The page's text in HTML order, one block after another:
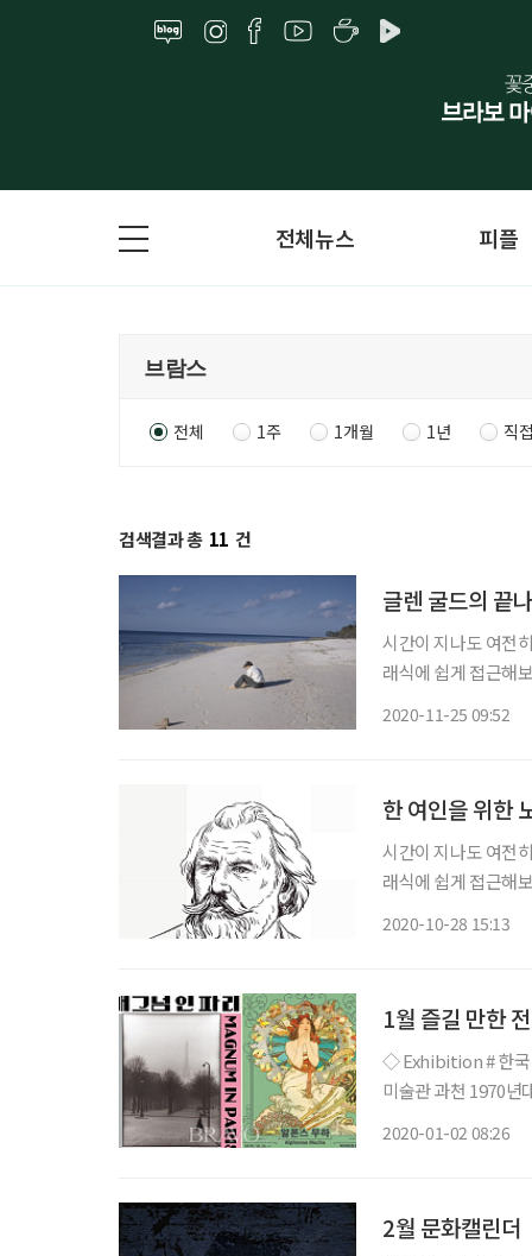
전체뉴스 피플
전체 1주 1개월 1년 직
검색결과 총 11 건
글렌 굴드의 끝
시간이 지나도 여전
래식에 쉽게 접근해보자. 아래
2020-11-25 09:52
한 여인을 위한
시간이 지나도 여전
래식에 쉽게 접근해보자. 아래
2020-10-28 15:13
1월 즐길 만한
◇ Exhibition # 한국 비디오 아트 7090: 시간 이미지 장치 일정 5월 31일까지 장소 국립현대
미술관 과천 1970년
2020-01-02 08:26
2월 문화캘린더